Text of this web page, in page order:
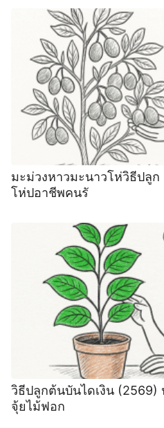
มะม่วงหาวมะนาวโห่วิธีปลู
โห่ปอาชีพคนรั
วิธีปลูกต้นบันไดเงิน (2569)
จุ้ยไม้ฟอก